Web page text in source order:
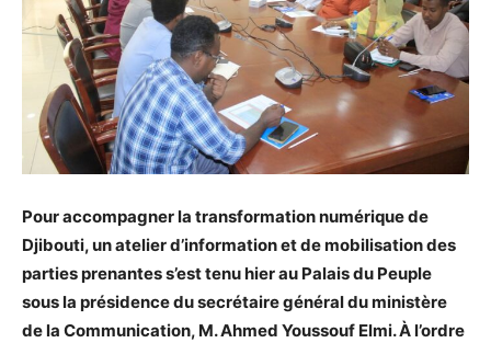
Pour accompagner la transformation numérique de
Djibouti, un atelier d’information et de mobilisation des
parties prenantes s’est tenu hier au Palais du Peuple
sous la présidence du secrétaire général du ministère
de la Communication, M. Ahmed Youssouf Elmi. À l’ordre